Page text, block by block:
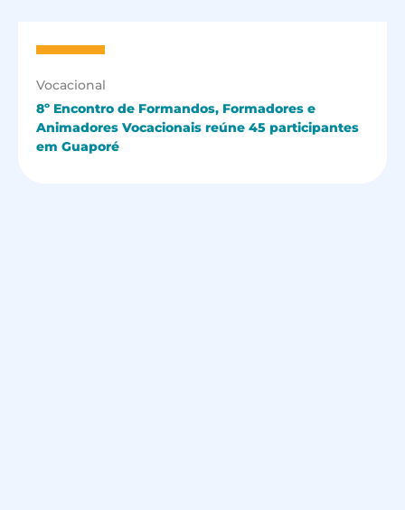
Vocacional
8º Encontro de Formandos, Formadores e
Animadores Vocacionais reúne 45 participantes
em Guaporé